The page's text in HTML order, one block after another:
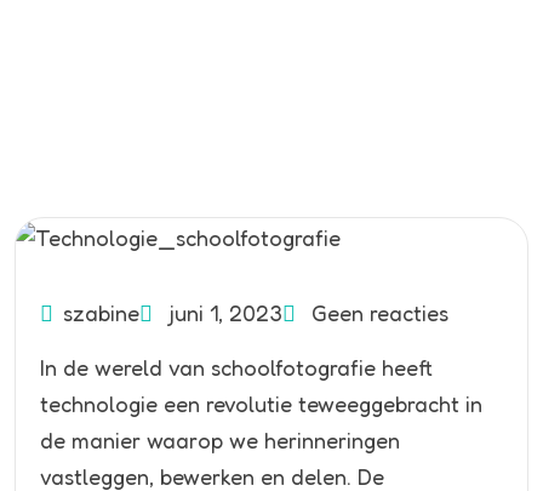
szabine juni 1, 2023 Geen reacties
In de wereld van schoolfotografie heeft
technologie een revolutie teweeggebracht in
de manier waarop we herinneringen
vastleggen, bewerken en delen. De